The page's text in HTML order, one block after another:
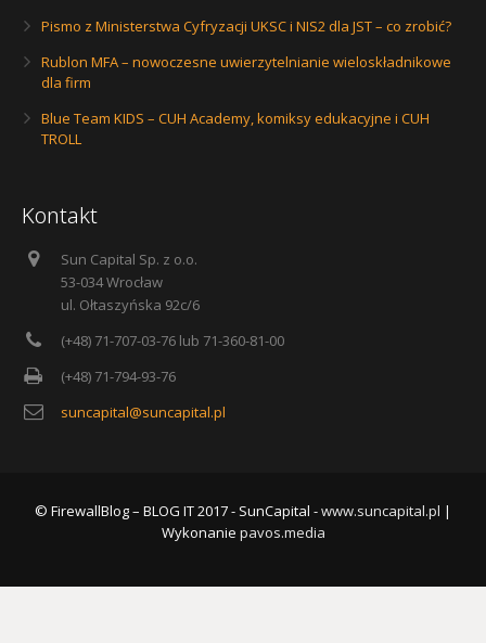
Pismo z Ministerstwa Cyfryzacji UKSC i NIS2 dla JST – co zrobić?
Rublon MFA – nowoczesne uwierzytelnianie wieloskładnikowe
dla firm
Blue Team KIDS – CUH Academy, komiksy edukacyjne i CUH
TROLL
Kontakt
Sun Capital Sp. z o.o.
53-034 Wrocław
ul. Ołtaszyńska 92c/6
(+48) 71-707-03-76 lub 71-360-81-00
(+48) 71-794-93-76
suncapital@suncapital.pl
© FirewallBlog – BLOG IT 2017 - SunCapital -www.suncapital.pl |
Wykonanie pavos.media